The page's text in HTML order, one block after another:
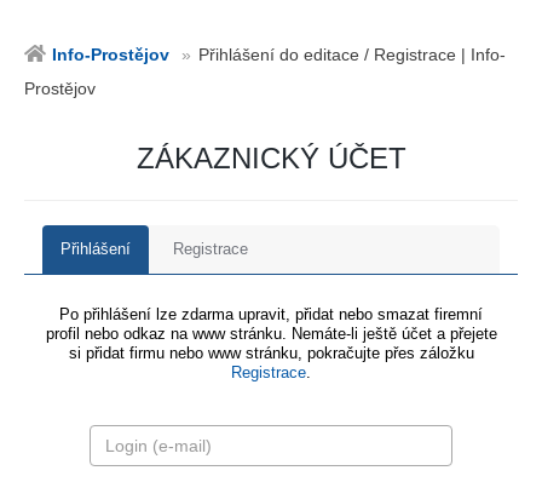
Info-Prostějov
Přihlášení do editace / Registrace | Info-
Prostějov
ZÁKAZNICKÝ ÚČET
Přihlášení Registrace
Po přihlášení lze zdarma upravit, přidat nebo smazat firemní
profil nebo odkaz na www stránku. Nemáte-li ještě účet a přejete
si přidat firmu nebo www stránku, pokračujte přes záložku
Registrace.